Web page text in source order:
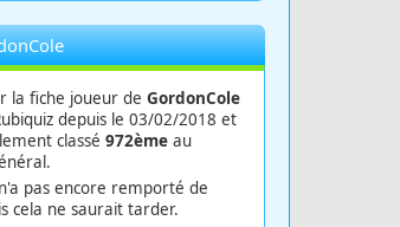
la fiche joueur de GordonCole
depuis le 03/02/2018 et
classé 972ème au
n'a pas encore remporté de
cela ne saurait tarder.